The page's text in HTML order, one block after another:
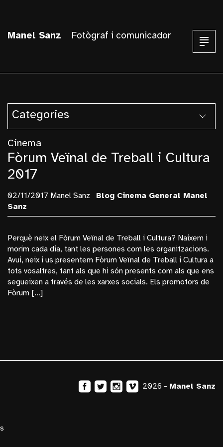
Manel Sanz Fotògraf i comunicador
Categories
Arquitectura
Balust I Pallars
Blanes
Blog
Bosc
Budapest
Cinema
Dones Del Pallars
Dones Fortes
Cinema
Fòrum Veïnal de Treball i Cultura
2017
02/11/2017 Manel Sanz Blog Cinema General Manel
Sanz
Perquè neix el Fòrum Veïnal de Treball i Cultura? Naixem i
morim cada dia, tant les persones com les organitzacions.
Avui, neix i us presentem Fòrum Veïnal de Treball i Cultura a
tots vosaltres, tant als que hi són presents com als que ens
segueixen a través de les xarxes socials. Els promotors de
Fòrum […]
2026 - Manel Sanz
s